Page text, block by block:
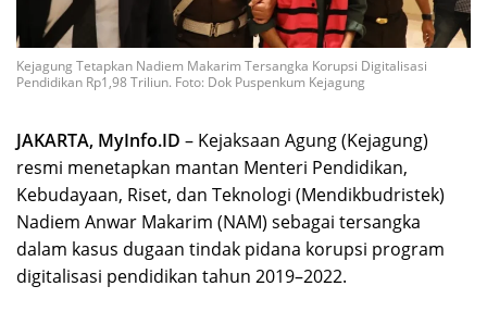
Kejagung Tetapkan Nadiem Makarim Tersangka Korupsi Digitalisasi
Pendidikan Rp1,98 Triliun. Foto: Dok Puspenkum Kejagung
JAKARTA, MyInfo.ID – Kejaksaan Agung (Kejagung)
resmi menetapkan mantan Menteri Pendidikan,
Kebudayaan, Riset, dan Teknologi (Mendikbudristek)
Nadiem Anwar Makarim (NAM) sebagai tersangka
dalam kasus dugaan tindak pidana korupsi program
digitalisasi pendidikan tahun 2019–2022.